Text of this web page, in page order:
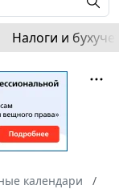
Налоги и
календари